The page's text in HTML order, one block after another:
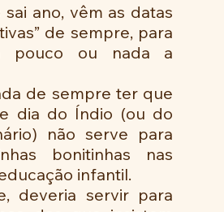
sai ano, vêm as datas
de sempre, para
pouco ou nada a
de sempre ter que
dia do Índio (ou do
não serve para
bonitinhas nas
infantil.
deveria servir para